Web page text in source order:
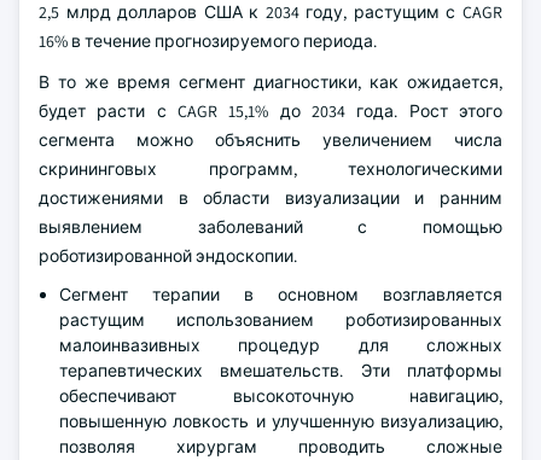
2,5 млрд долларов США к 2034 году, растущим с CAGR
16% в течение прогнозируемого периода.
В то же время сегмент диагностики, как ожидается,
будет расти с CAGR 15,1% до 2034 года. Рост этого
сегмента можно объяснить увеличением числа
скрининговых программ, технологическими
достижениями в области визуализации и ранним
выявлением заболеваний с помощью
роботизированной эндоскопии.
Сегмент терапии в основном возглавляется
растущим использованием роботизированных
малоинвазивных процедур для сложных
терапевтических вмешательств. Эти платформы
обеспечивают высокоточную навигацию,
повышенную ловкость и улучшенную визуализацию,
позволяя хирургам проводить сложные